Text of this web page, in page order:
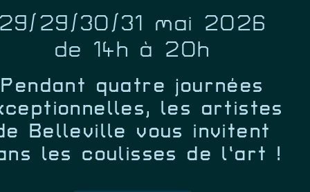
29/30/31 mai 2026
de 14h à 20h
Pendant quatre journées
les artistes
Belleville vous invitent
les coulisses de l’art !